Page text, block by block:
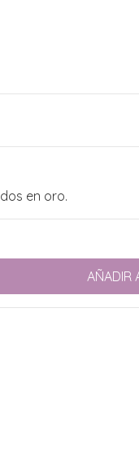
en oro.